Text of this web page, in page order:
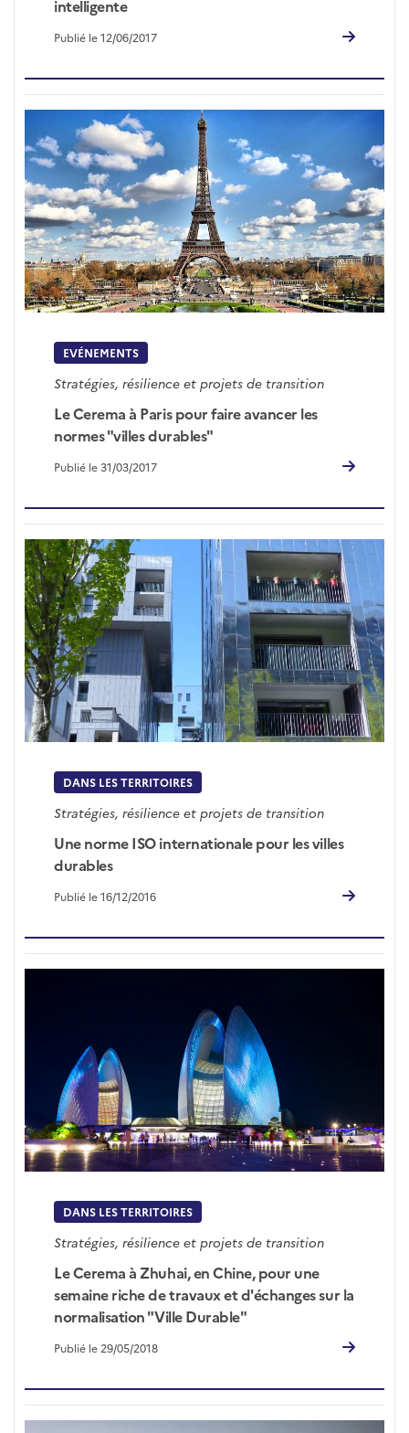
intelligente
Publié le 12/06/2017
EVÉNEMENTS
Stratégies, résilience et projets de transition
Le Cerema à Paris pour faire avancer les
normes "villes durables"
Publié le 31/03/2017
DANS LES TERRITOIRES
Stratégies, résilience et projets de transition
Une norme ISO internationale pour les villes
durables
Publié le 16/12/2016
DANS LES TERRITOIRES
Stratégies, résilience et projets de transition
Le Cerema à Zhuhai, en Chine, pour une
semaine riche de travaux et d'échanges sur la
normalisation "Ville Durable"
Publié le 29/05/2018